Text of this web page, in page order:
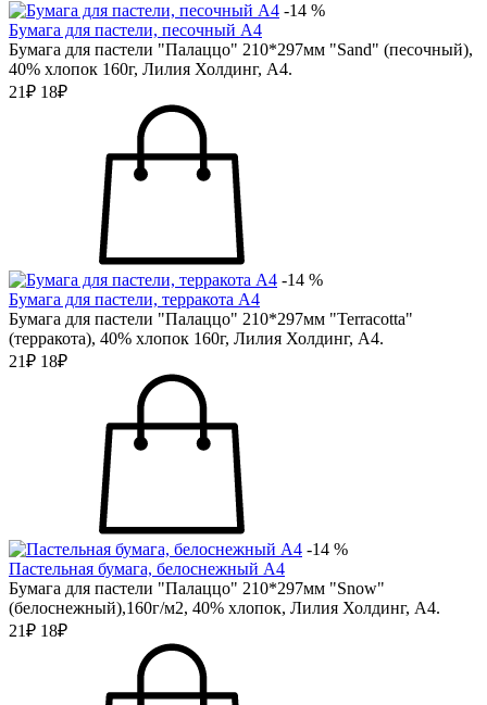
-14 %
Бумага для пастели, песочный А4
Бумага для пастели "Палаццо" 210*297мм "Sand" (песочный),
40% хлопок 160г, Лилия Холдинг, А4.
21₽ 18₽
-14 %
Бумага для пастели, терракота А4
Бумага для пастели "Палаццо" 210*297мм "Terracotta"
(терракота), 40% хлопок 160г, Лилия Холдинг, А4.
21₽ 18₽
-14 %
Пастельная бумага, белоснежный А4
Бумага для пастели "Палаццо" 210*297мм "Snow"
(белоснежный),160г/м2, 40% хлопок, Лилия Холдинг, А4.
21₽ 18₽